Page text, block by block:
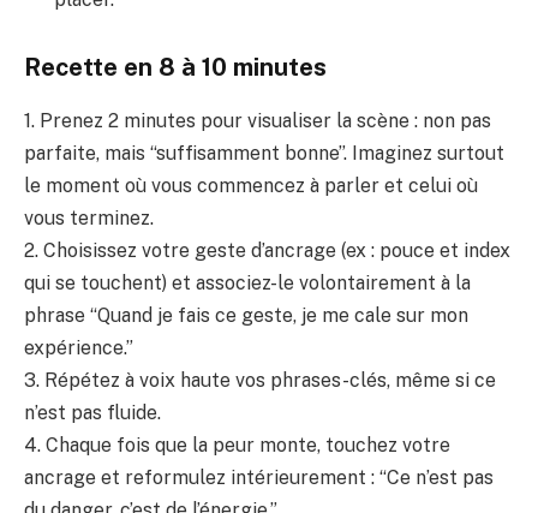
Recette en 8 à 10 minutes
1. Prenez 2 minutes pour visualiser la scène : non pas
parfaite, mais “suffisamment bonne”. Imaginez surtout
le moment où vous commencez à parler et celui où
vous terminez.
2. Choisissez votre geste d’ancrage (ex : pouce et index
qui se touchent) et associez-le volontairement à la
phrase “Quand je fais ce geste, je me cale sur mon
expérience.”
3. Répétez à voix haute vos phrases-clés, même si ce
n’est pas fluide.
4. Chaque fois que la peur monte, touchez votre
ancrage et reformulez intérieurement : “Ce n’est pas